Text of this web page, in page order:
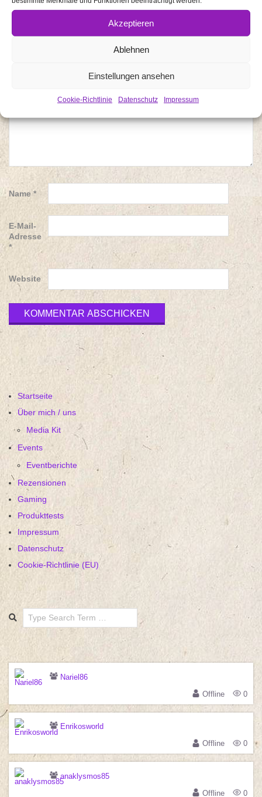
Akzeptieren
Ablehnen
Einstellungen ansehen
Cookie-Richtlinie Datenschutz Impressum
Erforderliche Felder sind mit*markiert
Kommentar
Name *
E-Mail-
Adresse
*
Website
Startseite
Über mich / uns
Media Kit
Events
Eventberichte
Rezensionen
Gaming
Produkttests
Impressum
Datenschutz
Cookie-Richtlinie (EU)
Search
Nariel86
Offline
0
Enrikosworld
Offline
0
anaklysmos85
Offline
0